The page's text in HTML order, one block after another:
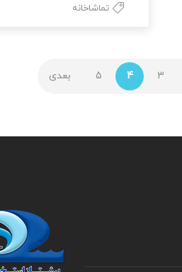
تماشاخانه
3
4
5 بعدی